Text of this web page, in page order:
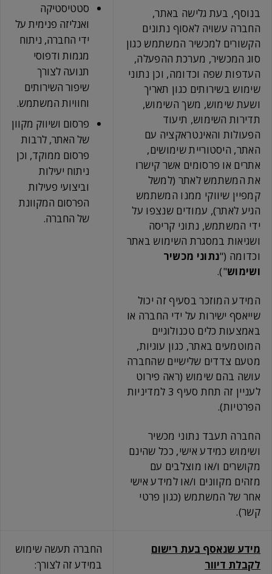
בנוסף, בעת גלישה באתר,
החברה עשויה לאסוף נתונים
הקשורים למכשיר המשתמש כגון
סוג המכשיר, מערכת ההפעלה,
העדפות שפה וכדומה, וכן נתוני
שימוש בשירותים כגון תאריך
ושעת שימוש, משך השימוש,
תדירות השימוש, תיעוד
הפעולות והאינטראקציה עם
האתר, היסטוריית שימושים,
אתרים או פרסומים אשר קישרו
את המשתמש לאתר (למשל
קמפיין שיווקי ממנו המשתמש
הגיע לאתר), עמודים שנצפו על
ידי המשתמש, נתוני קריסה
ושגיאות במסגרת השימוש באתר
וכדומה ("נתוני מכשיר
ושימוש").
המידע המוזכר בסעיף זה יכול
שייאסף ישירות על ידי החברה או
באמצעות כלים טכנולוגיים
המוטמעים באתר, כגון עוגיות,
מטעם צדדים שלישיים שהחברה
עושה בהם שימוש (ראה פירוט
לעניין זה תחת סעיף 3 למדיניות
הפרטיות).
החברה תעבד נתוני מכשיר
ושימוש כמידע אישי, ככל שהינם
מקושרים ו/או מוצלבים עם
מזהים מקוונים ו/או למידע אישי
אחר של המשתמש (כגון פרטי
קשר).
סטטיסטיקה
ואנליזה פנימית על
ידי החברה, ניתוח
מגמות ודפוסי
תנועה לצורך
שיפור השירותים
וחוויות המשתמש.
פרסום ושיווק מקוון
של האתר, לרבות
פרסום ממוקד, וכן
ניתוח יעילות
וביצועי פעילות
הפרסום המקוונת
של החברה.
מידע שנאסף בעת רישום
לקבלת דיוור
החברה תעשה שימוש
במידע זה לצורך: